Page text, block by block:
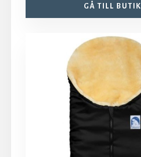
GÅ TILL BUTIK